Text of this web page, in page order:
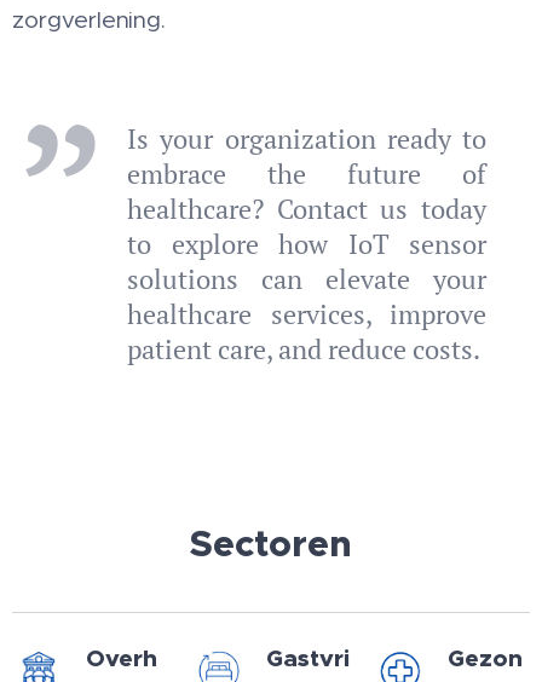
zorgverlening.
Is your organization ready to
embrace the future of
healthcare? Contact us today
to explore how IoT sensor
solutions can elevate your
healthcare services, improve
patient care, and reduce costs.
Sectoren
Overh
Gastvri
Gezon